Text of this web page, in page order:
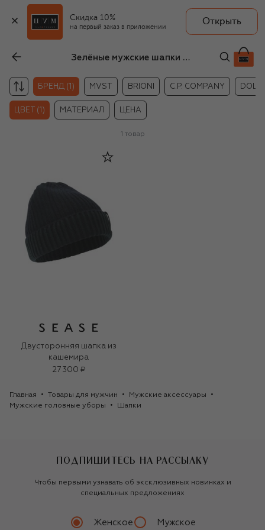
Скидка 10%
на первый заказ в приложении
Открыть
Зелёные мужские шапки Sease
БРЕНД (1) MVST BRIONI C.P. COMPANY
ЦВЕТ (1) МАТЕРИАЛ ЦЕНА
1 товар
Двусторонняя шапка из
кашемира
27 300 ₽
Главная Товары для мужчин
Мужские аксессуары
Мужские головные уборы
Шапки
ПОДПИШИТЕСЬ НА РАССЫЛКУ
Чтобы первыми узнавать об эксклюзивных новинках и
специальных предложениях
Женское Мужское